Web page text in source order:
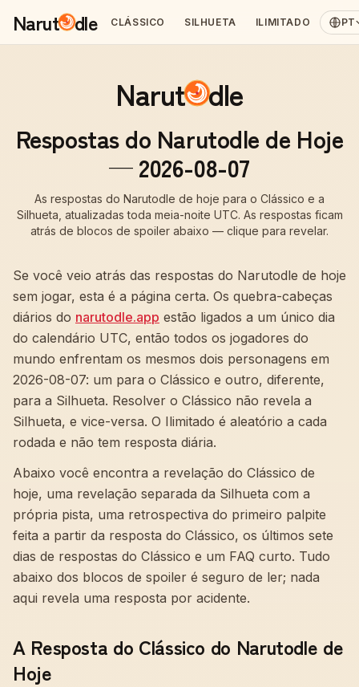
Narut dle CLÁSSICO SILHUETA ILIMITADO PT
Narut dle
Respostas do Narutodle de Hoje
— 2026-08-07
As respostas do Narutodle de hoje para o Clássico e a
Silhueta, atualizadas toda meia-noite UTC. As respostas ficam
atrás de blocos de spoiler abaixo — clique para revelar.
Se você veio atrás das respostas do Narutodle de hoje
sem jogar, esta é a página certa. Os quebra-cabeças
diários do narutodle.app estão ligados a um único dia
do calendário UTC, então todos os jogadores do
mundo enfrentam os mesmos dois personagens em
2026-08-07: um para o Clássico e outro, diferente,
para a Silhueta. Resolver o Clássico não revela a
Silhueta, e vice-versa. O Ilimitado é aleatório a cada
rodada e não tem resposta diária.
Abaixo você encontra a revelação do Clássico de
hoje, uma revelação separada da Silhueta com a
própria pista, uma retrospectiva do primeiro palpite
feita a partir da resposta do Clássico, os últimos sete
dias de respostas do Clássico e um FAQ curto. Tudo
abaixo dos blocos de spoiler é seguro de ler; nada
aqui revela uma resposta por acidente.
A Resposta do Clássico do Narutodle de
Hoje